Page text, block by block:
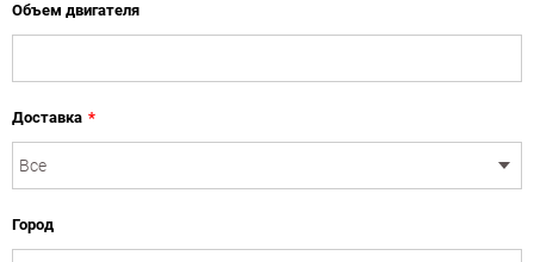
Объем двигателя
Доставка *
Город